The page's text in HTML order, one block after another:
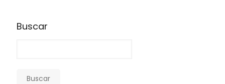
Buscar
Buscar